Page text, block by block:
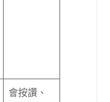
會按讚、